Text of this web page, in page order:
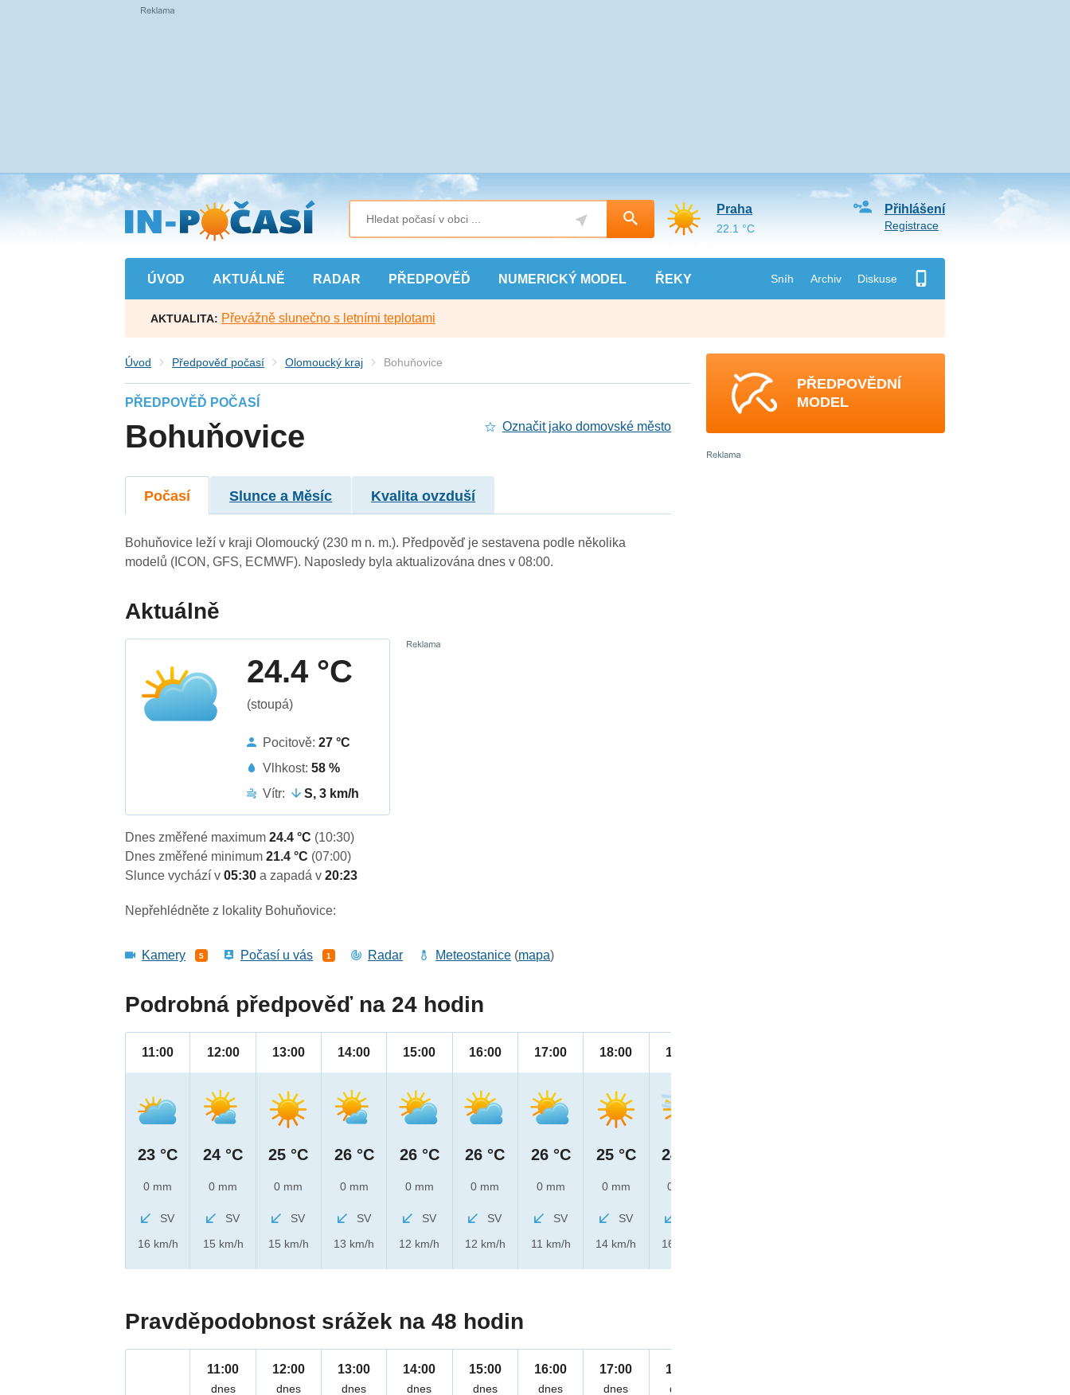
Přejít
na
hlavní
obsah
ÚVOD AKTUÁLNĚ RADAR PŘEDPOVĚĎ NUMERICKÝ MODEL ŘEKY Sníh Archiv Diskuse
Přihlášení
Registrace
Praha
22.1 °C
AKTUALITA: Převážně slunečno s letními teplotami
Úvod Předpověď počasí Olomoucký kraj Bohuňovice
PŘEDPOVĚĎ POČASÍ
Bohuňovice Označit jako domovské město
Počasí Slunce a Měsíc Kvalita ovzduší
Bohuňovice leží v kraji Olomoucký (230 m n. m.). Předpověď je sestavena podle několika
modelů (ICON, GFS, ECMWF). Naposledy byla aktualizována dnes v 08:00.
Aktuálně
24.4 °C
(stoupá)
Pocitově:27 °C
Vlhkost:58 %
Vítr:
S, 3 km/h
Dnes změřené maximum24.4 °C (10:30)
Dnes změřené minimum21.4 °C (07:00)
Slunce vychází v05:30a zapadá v20:23
Nepřehlédněte z lokality Bohuňovice:
Kamery 5 Počasí u vás 1 Radar Meteostanice (mapa)
Podrobná předpověď na 24 hodin
11:00
23 °C
0 mm
SV
16 km/h
12:00
24 °C
0 mm
SV
15 km/h
13:00
25 °C
0 mm
SV
15 km/h
14:00
26 °C
0 mm
SV
13 km/h
15:00
26 °C
0 mm
SV
12 km/h
16:00
26 °C
0 mm
SV
12 km/h
17:00
26 °C
0 mm
SV
11 km/h
18:00
25 °C
0 mm
SV
14 km/h
19:00
24 °C
0 mm
16 km/h
Pravděpodobnost srážek na 48 hodin
11:00
dnes
12:00
dnes
13:00
dnes
14:00
dnes
15:00
dnes
16:00
dnes
17:00
dnes
18:00
dnes
PŘEDPOVĚDNÍ
MODEL